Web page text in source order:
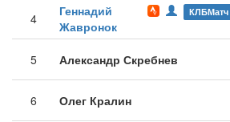
4 КЛБМатч
Геннадий
Жавронок
5 Александр Скребнев
6 Олег Кралин